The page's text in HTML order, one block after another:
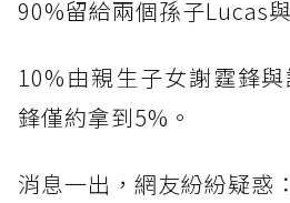
90%留給兩個孫子Lucas
10%由親生子女謝霆鋒
鋒僅約拿到5%。
消息一出，網友紛紛疑惑：